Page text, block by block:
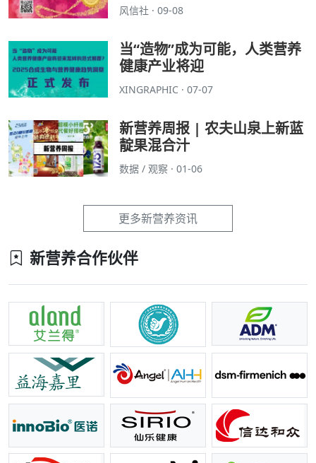
风信社 · 09-08
当“造物”成为可能，人类营养
健康产业将迎
XINGRAPHIC · 07-07
新营养周报 | 农夫山泉上新蓝
靛果混合汁
数据 / 观察 · 01-06
更多新营养资讯
新营养合作伙伴